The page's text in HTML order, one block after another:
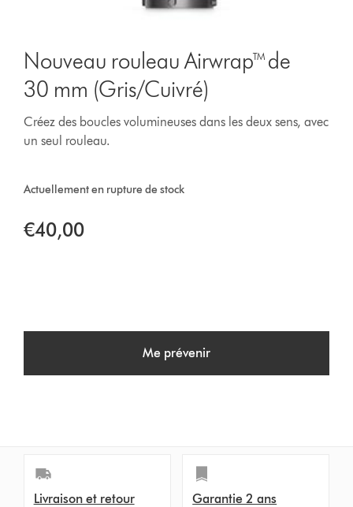
Nouveau rouleau Airwrap™ de
30 mm (Gris/Cuivré)
Créez des boucles volumineuses dans les deux sens, avec
un seul rouleau.
Actuellement en rupture de stock
€40,00
Me prévenir
Livraison et retour
Garantie 2 ans